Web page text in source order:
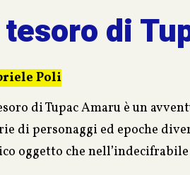
di
Poli
di Tupac Amaru è un
di personaggi ed epoche
oggetto che